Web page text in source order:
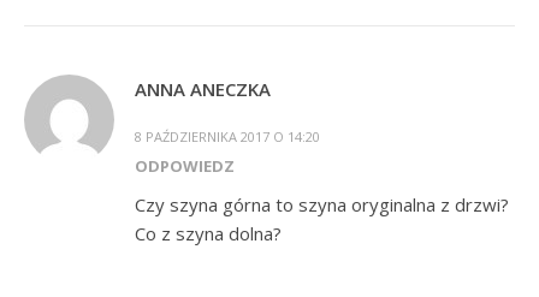
ANNA ANECZKA
8 PAŹDZIERNIKA 2017 O 14:20
ODPOWIEDZ
Czy szyna górna to szyna oryginalna z drzwi?
Co z szyna dolna?